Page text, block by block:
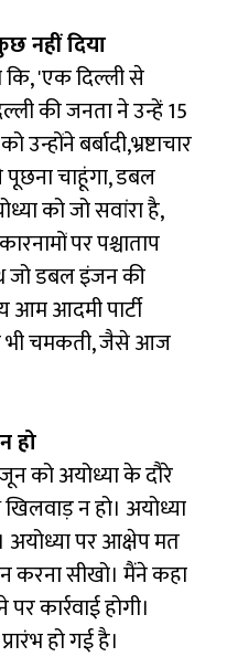
नहीं दिया
कि, 'एक दिल्ली से
की जनता ने उन्हें 15
बर्बादी,भ्रष्टाचार
चाहूंगा, डबल
को जो सवांरा है,
पर पश्चाताप
जो डबल इंजन की
आम आदमी पार्टी
भी चमकती, जैसे आज
हो
को अयोध्या के दौरे
न हो। अयोध्या
पर आक्षेप मत
करना सीखो। मैंने कहा
कार्रवाई होगी।
हो गई है।